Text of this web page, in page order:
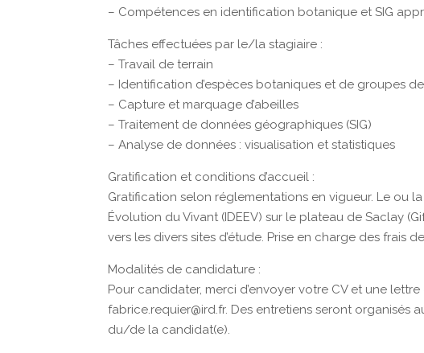
– Compétences en identification botanique et SIG
Tâches effectuées par le/la stagiaire :
– Travail de terrain
– Identification d’espèces botaniques et de groupes
– Capture et marquage d’abeilles
– Traitement de données géographiques (SIG)
– Analyse de données : visualisation et statistiques
Gratification et conditions d’accueil :
Gratification selon réglementations en vigueur. Le ou
Évolution du Vivant (IDEEV) sur le plateau de Saclay
vers les divers sites d’étude. Prise en charge des frais
Modalités de candidature :
Pour candidater, merci d’envoyer votre CV et une
fabrice.requier@ird.fr. Des entretiens seront organisés
du/de la candidat(e).